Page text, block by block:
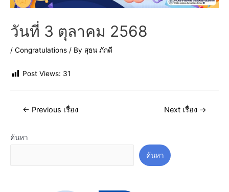
วันที่ 3 ตุลาคม 2568
/ Congratulations / By สุธน ภักดี
Post Views: 31
← Previous เรื่อง Next เรื่อง →
ค้นหา
ค้นหา